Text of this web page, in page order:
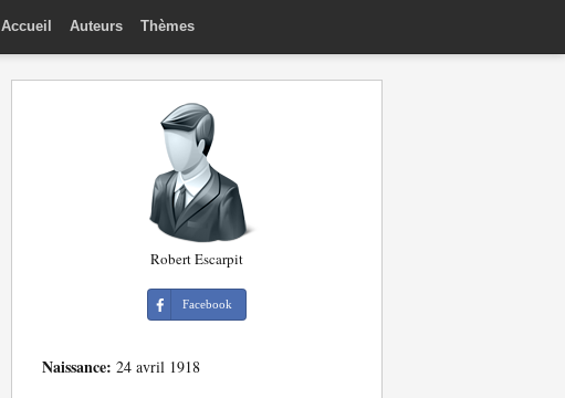
Accueil Auteurs Thèmes
Robert Escarpit
Facebook
Naissance: 24 avril 1918